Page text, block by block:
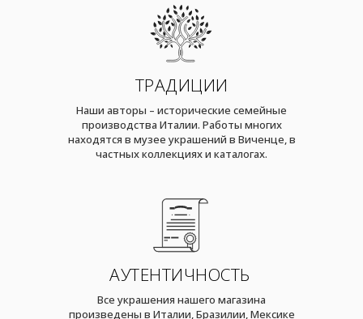
ТРАДИЦИИ
Наши авторы – исторические семейные
производства Италии. Работы многих
находятся в музее украшений в Виченце, в
частных коллекциях и каталогах.
АУТЕНТИЧНОСТЬ
Все украшения нашего магазина
произведены в Италии, Бразилии, Мексике